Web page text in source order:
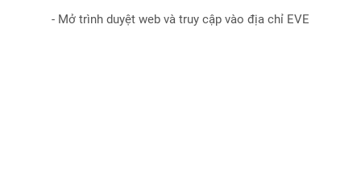
- Mở trình duyệt web và truy cập vào địa chỉ EVE